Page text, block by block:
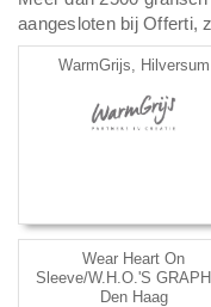
aangesloten bij Offerti,
WarmGrijs, Hilversum
Wear Heart On
Sleeve/W.H.O.'S
Den Haag